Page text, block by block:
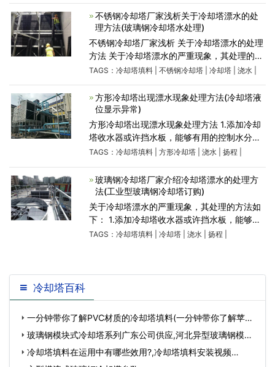
10mm， 3.减小水泵扬程，冷却
不锈钢冷却塔厂家浅析关于冷却塔漂水的处
理方法(玻璃钢冷却塔水处理)
不锈钢冷却塔厂家浅析 关于冷却塔漂水的处理
方法 关于冷却塔漂水的严重现象，其处理的方
法如下： 1.添加冷却塔收水器或许挡水板，能
视点，削减风量
TAGS： 冷却塔填料| 不锈钢冷却塔| 冷却塔| 浇水
方形冷却塔出现漂水现象处理方法(冷却塔液
位显示异常)
方形冷却塔出现漂水现象处理方法 1.添加冷却
塔收水器或许挡水板，能够有用的控制水分子
的丢失。 2.调节风机叶片视点，削减风量，正
却塔水泵应当选大流
TAGS： 冷却塔填料| 方形冷却塔| 浇水| 扬程
玻璃钢冷却塔厂家介绍冷却塔漂水的处理方
法(工业型玻璃钢冷却塔订购)
关于冷却塔漂水的严重现象，其处理的方法如
下： 1.添加冷却塔收水器或许挡水板，能够有
用的控制水分子的丢失。 2.调节风机叶片视
TAGS： 冷却塔填料| 冷却塔| 浇水 扬程
冷却塔百科
一分钟带你了解PVC材质的冷却塔填料(一分钟带你了解苹果
手机开不了机…
玻璃钢模块式冷却塔系列广东公司供应,河北异型玻璃钢模
块…冷却塔填料在运用中有哪些效用?,冷却塔填料安装视频…